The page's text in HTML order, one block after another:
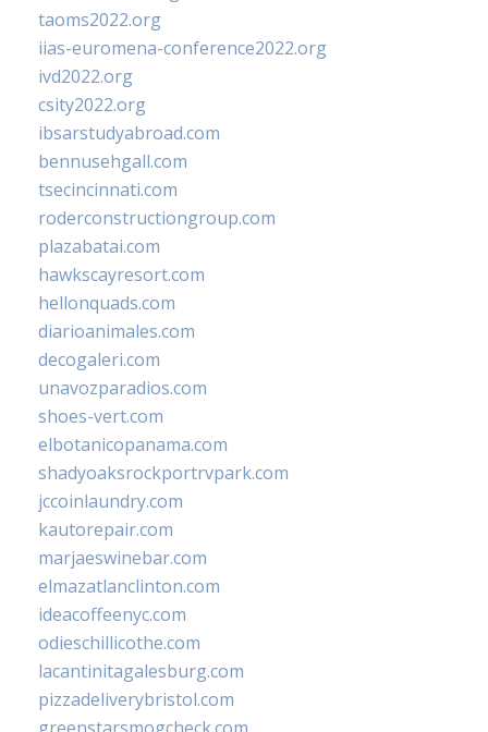
taoms2022.org
iias-euromena-conference2022.org
ivd2022.org
csity2022.org
ibsarstudyabroad.com
bennusehgall.com
tsecincinnati.com
roderconstructiongroup.com
plazabatai.com
hawkscayresort.com
hellonquads.com
diarioanimales.com
decogaleri.com
unavozparadios.com
shoes-vert.com
elbotanicopanama.com
shadyoaksrockportrvpark.com
jccoinlaundry.com
kautorepair.com
marjaeswinebar.com
elmazatlanclinton.com
ideacoffeenyc.com
odieschillicothe.com
lacantinitagalesburg.com
pizzadeliverybristol.com